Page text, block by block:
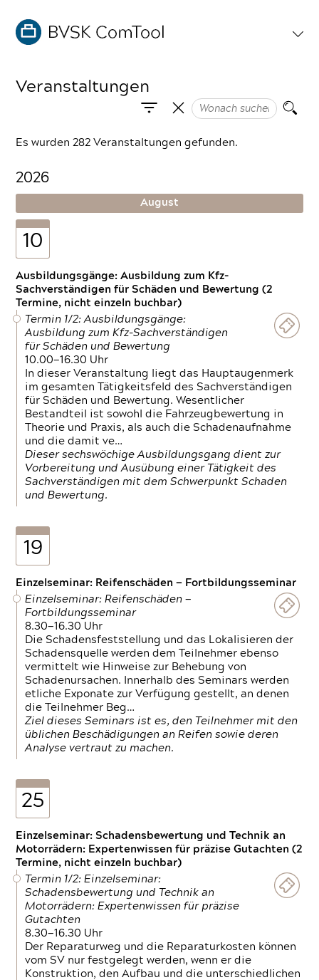
Veranstaltungen
Es wurden 282 Veranstaltungen gefunden.
2026
August
10
Ausbildungsgänge: Ausbildung zum Kfz-
Sachverständigen für Schäden und Bewertung (2
Termine, nicht einzeln buchbar)
Termin 1/2: Ausbildungsgänge:
Ausbildung zum Kfz-Sachverständigen
für Schäden und Bewertung
10.00—16.30 Uhr
In dieser Veranstaltung liegt das Hauptaugenmerk
im gesamten Tätigkeitsfeld des Sachverständigen
für Schäden und Bewertung. Wesentlicher
Bestandteil ist sowohl die Fahrzeugbewertung in
Theorie und Praxis, als auch die Schadenaufnahme
und die damit ve…
Dieser sechswöchige Ausbildungsgang dient zur
Vorbereitung und Ausübung einer Tätigkeit des
Sachverständigen mit dem Schwerpunkt Schaden
und Bewertung.
19
Einzelseminar: Reifenschäden — Fortbildungsseminar
Einzelseminar: Reifenschäden —
Fortbildungsseminar
8.30—16.30 Uhr
Die Schadensfeststellung und das Lokalisieren der
Schadensquelle werden dem Teilnehmer ebenso
vermittelt wie Hinweise zur Behebung von
Schadenursachen. Innerhalb des Seminars werden
etliche Exponate zur Verfügung gestellt, an denen
die Teilnehmer Beg…
Ziel dieses Seminars ist es, den Teilnehmer mit den
üblichen Beschädigungen an Reifen sowie deren
Analyse vertraut zu machen.
25
Einzelseminar: Schadensbewertung und Technik an
Motorrädern: Expertenwissen für präzise Gutachten (2
Termine, nicht einzeln buchbar)
Termin 1/2: Einzelseminar:
Schadensbewertung und Technik an
Motorrädern: Expertenwissen für präzise
Gutachten
8.30—16.30 Uhr
Der Reparaturweg und die Reparaturkosten können
vom SV nur festgelegt werden, wenn er die
Konstruktion, den Aufbau und die unterschiedlichen